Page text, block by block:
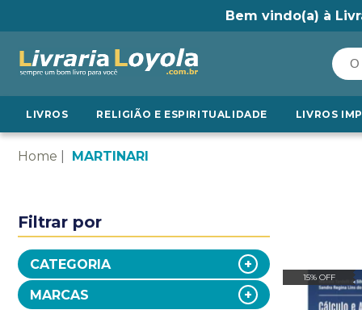
Bem vindo(a) à
LIVROS RELIGIÃO E ESPIRITUALIDADE LIVROS
Home MARTINARI
Filtrar por
CATEGORIA
MARCAS
15% OFF